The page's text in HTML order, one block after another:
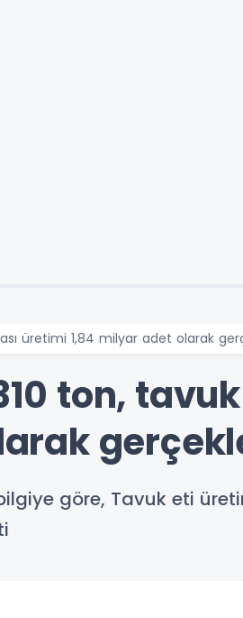
üretimi 1,84 milyar adet olarak
ton,
göre, Tavuk eti